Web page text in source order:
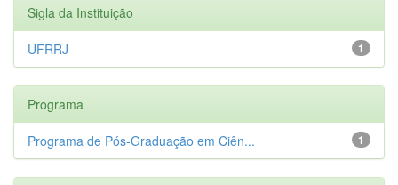
Sigla da Instituição
1
UFRRJ
Programa
1
Programa de Pós-Graduação em Ciên...